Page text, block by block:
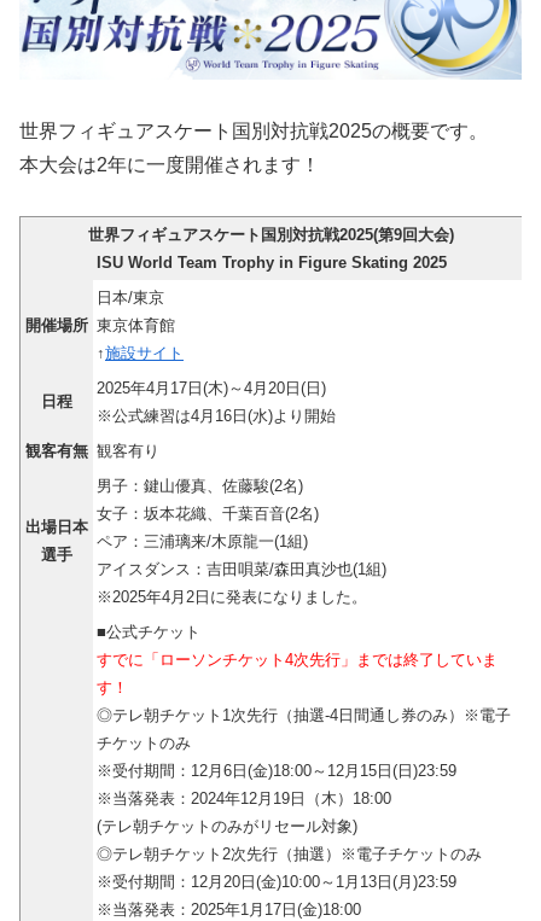
世界フィギュアスケート国別対抗戦2025の概要です。
本大会は2年に一度開催されます！
世界フィギュアスケート国別対抗戦2025(第9回大会)
ISU World Team Trophy in Figure Skating 2025
開催場所
日本/東京
東京体育館
↑施設サイト
日程
2025年4月17日(木)～4月20日(日)
※公式練習は4月16日(水)より開始
観客有無 観客有り
出場日本
選手
男子：鍵山優真、佐藤駿(2名)
女子：坂本花織、千葉百⾳(2名)
ペア：三浦璃来/木原龍一(1組)
アイスダンス：吉田唄菜/森田真沙也(1組)
※2025年4月2日に発表になりました。
■公式チケット
すでに「ローソンチケット4次先行」までは終了していま
す！
◎テレ朝チケット1次先行（抽選-4日間通し券のみ）※電子
チケットのみ
※受付期間：12月6日(金)18:00～12月15日(日)23:59
※当落発表：2024年12月19日（木）18:00
(テレ朝チケットのみがリセール対象)
◎テレ朝チケット2次先行（抽選）※電子チケットのみ
※受付期間：12月20日(金)10:00～1月13日(月)23:59
※当落発表：2025年1月17日(金)18:00